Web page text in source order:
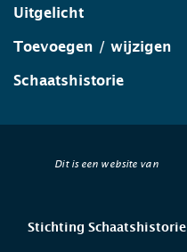
Uitgelicht
Toevoegen / wijzigen
Schaatshistorie
Dit is een website van
Stichting Schaatshistorie